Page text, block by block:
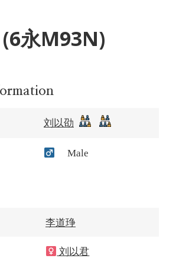
永M93N)
刘以劭
Male
李道琤
刘以君